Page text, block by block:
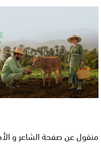
منقول عن صفحة الشاعر و